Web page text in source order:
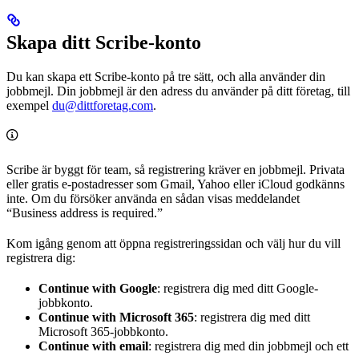
Skapa ditt Scribe-konto
Du kan skapa ett Scribe-konto på tre sätt, och alla använder din
jobbmejl. Din jobbmejl är den adress du använder på ditt företag, till
exempel du@dittforetag.com.
Scribe är byggt för team, så registrering kräver en jobbmejl. Privata
eller gratis e-postadresser som Gmail, Yahoo eller iCloud godkänns
inte. Om du försöker använda en sådan visas meddelandet
“Business address is required.”
Kom igång genom att öppna registreringssidan och välj hur du vill
registrera dig:
Continue with Google: registrera dig med ditt Google-
jobbkonto.
Continue with Microsoft 365: registrera dig med ditt
Microsoft 365-jobbkonto.
Continue with email: registrera dig med din jobbmejl och ett